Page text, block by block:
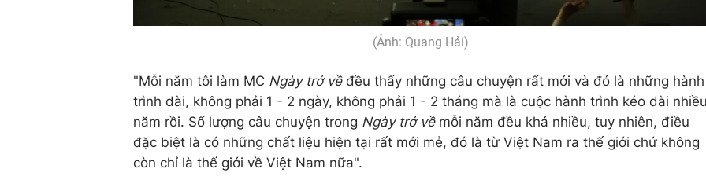
(Ảnh: Quang Hải)
"Mỗi năm tôi làm MC Ngày trở vềđều thấy những câu chuyện rất mới và đó là những hành
trình dài, không phải 1 - 2 ngày, không phải 1 - 2 tháng mà là cuộc hành trình kéo dài
năm rồi. Số lượng câu chuyện trong Ngày trở vềmỗi năm đều khá nhiều, tuy nhiên, điều
đặc biệt là có những chất liệu hiện tại rất mới mẻ, đó là từ Việt Nam ra thế giới chứ không
còn chỉ là thế giới về Việt Nam nữa".